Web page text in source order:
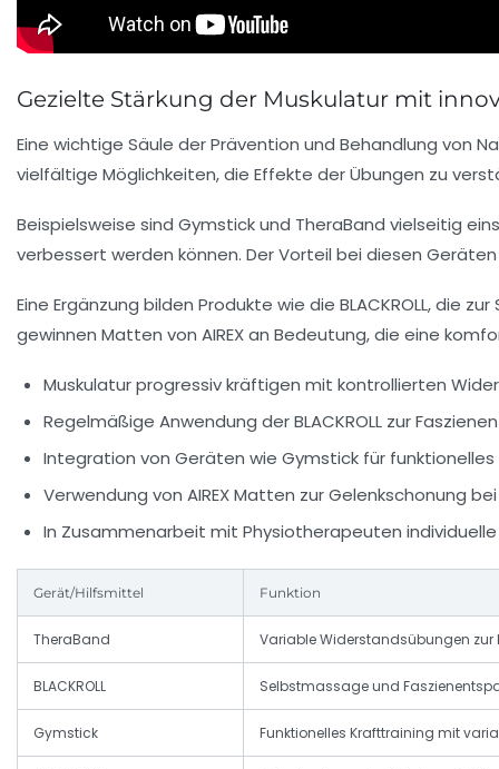
Gezielte Stärkung der Muskulatur mit
Eine wichtige Säule der Prävention und Behandlung von
vielfältige Möglichkeiten, die Effekte der Übungen zu
Beispielsweise sind Gymstickund TheraBand vielseitig
verbessert werden können. Der Vorteil bei diesen
Eine Ergänzung bilden Produkte wie die BLACKROLL, die zur
gewinnen Matten von AIREXan Bedeutung, die eine
Muskulatur progressiv kräftigen mit kontrollierten
Regelmäßige Anwendung der BLACKROLL zur
Integration von Geräten wie Gymstick für funktionelles
Verwendung von AIREX Matten zur Gelenkschonung
In Zusammenarbeit mit Physiotherapeuten
Gerät/Hilfsmittel Funktion
TheraBand Variable Widerstandsübungen zur
BLACKROLL Selbstmassage und
Gymstick Funktionelles Krafttraining mit